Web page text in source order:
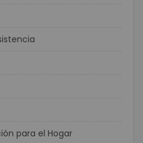
para el Hogar